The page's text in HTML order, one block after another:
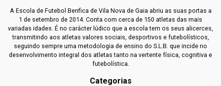
A Escola de Futebol Benfica de Vila Nova de Gaia abriu as suas portas a
1 de setembro de 2014. Conta com cerca de 150 atletas das mais
variadas idades. É no carácter lúdico que a escola tem os seus alicerces,
transmitindo aos atletas valores sociais, desportivos e futebolísticos,
seguindo sempre uma metodologia de ensino do S.L.B. que incide no
desenvolvimento integral dos atletas tanto na vertente física, cognitiva e
futebolística.
Categorias